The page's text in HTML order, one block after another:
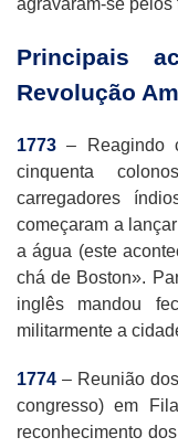
agravaram-se pelos
Principais
Revolução
1773– Reagindo
cinquenta
carregadores
começaram a
a água (este
chá de Boston».
inglês mandou
militarmente a
1774 – Reunião
congresso) em
reconhecimento